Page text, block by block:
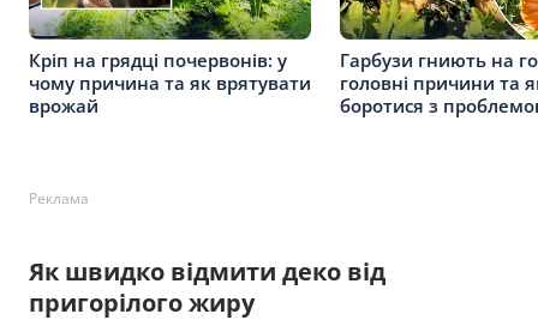
Кріп на грядці почервонів: у
чому причина та як врятувати
врожай
Гарбузи гниють на
головні причини та
боротися з
Реклама
Як швидко відмити деко від
пригорілого жиру